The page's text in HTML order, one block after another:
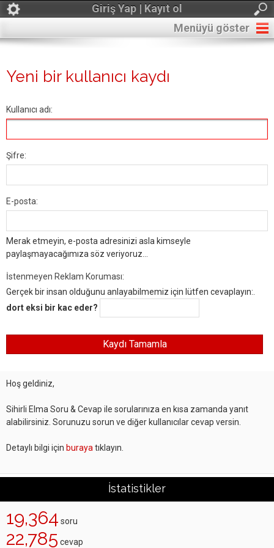
Giriş Yap | Kayıt ol
Menüyü göster
Yeni bir kullanıcı kaydı
Kullanıcı adı:
Şifre:
E-posta:
Merak etmeyin, e-posta adresinizi asla kimseyle
paylaşmayacağımıza söz veriyoruz...
İstenmeyen Reklam Koruması:
Gerçek bir insan olduğunu anlayabilmemiz için lütfen cevaplayın:.
dort eksi bir kac eder?
Hoş geldiniz,
Sihirli Elma Soru & Cevap ile sorularınıza en kısa zamanda yanıt
alabilirsiniz. Sorunuzu sorun ve diğer kullanıcılar cevap versin.
Detaylı bilgi için buraya tıklayın.
İstatistikler
19,364 soru
22,785 cevap